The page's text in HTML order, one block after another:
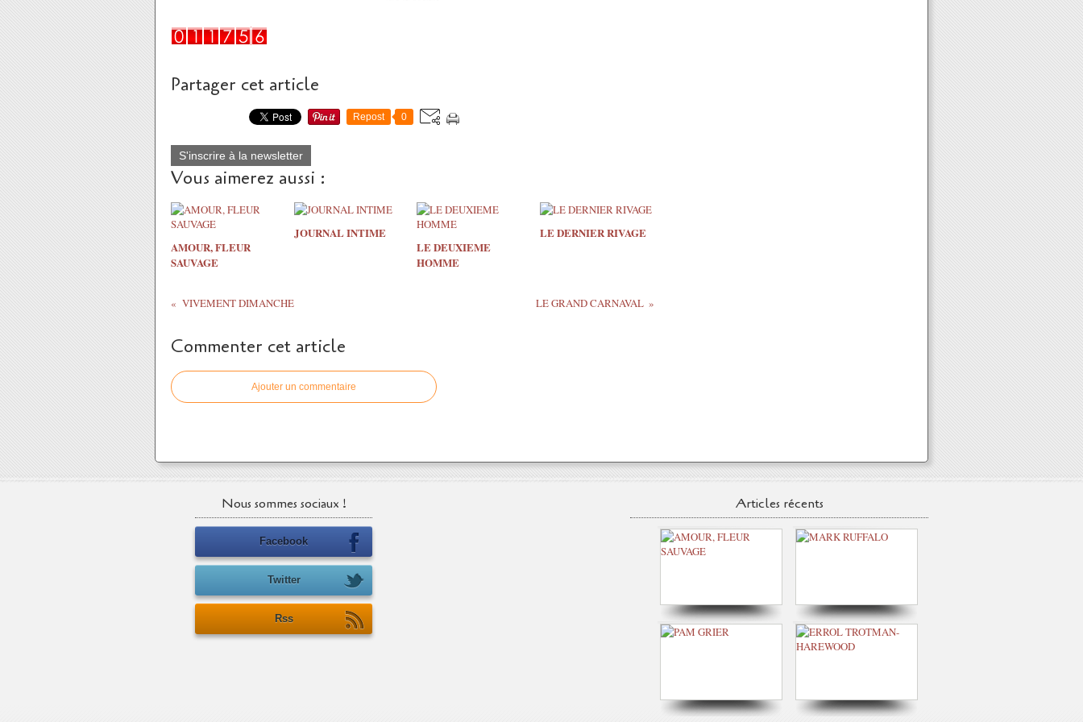
Partager cet article
Repost 0
S'inscrire à la newsletter
Vous aimerez aussi :
AMOUR, FLEUR
SAUVAGE
JOURNAL INTIME
LE DEUXIEME
HOMME
LE DERNIER RIVAGE
VIVEMENT DIMANCHE LE GRAND CARNAVAL
Commenter cet article
Ajouter un commentaire
Nous sommes sociaux !
Facebook
Twitter
Rss
Articles récents